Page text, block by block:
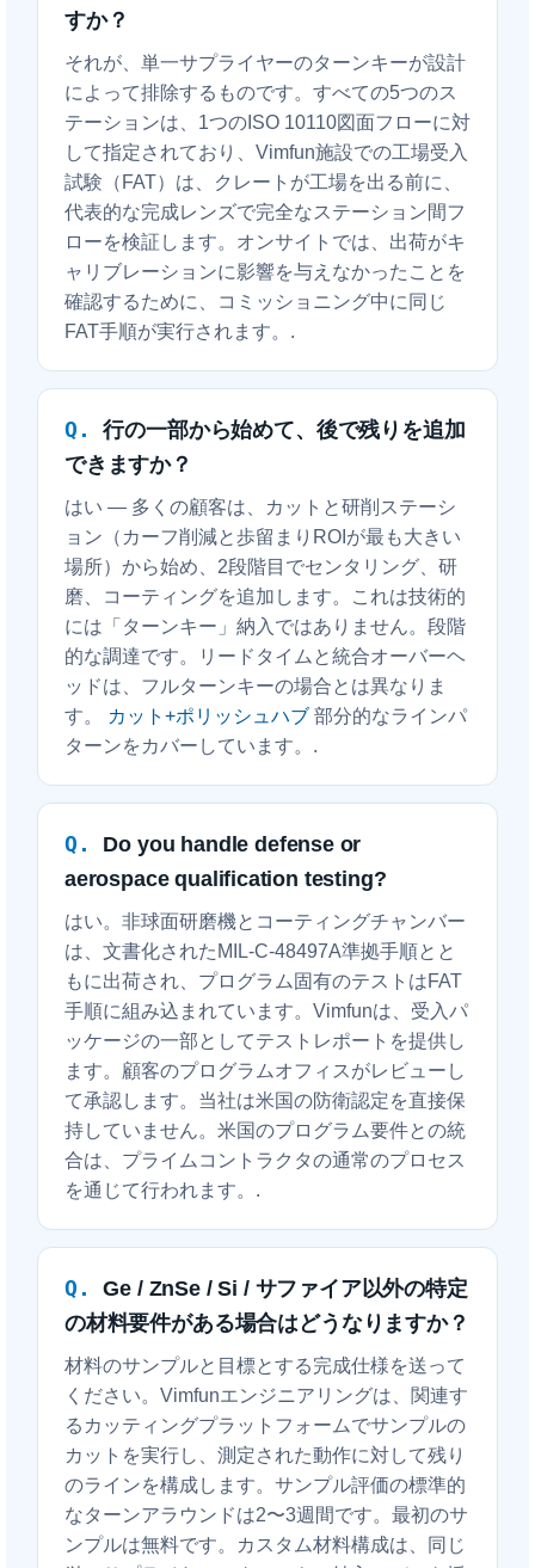
すか？
それが、単一サプライヤーのターンキーが設計
によって排除するものです。すべての5つのス
テーションは、1つのISO 10110図面フローに対
して指定されており、Vimfun施設での工場受入
試験（FAT）は、クレートが工場を出る前に、
代表的な完成レンズで完全なステーション間フ
ローを検証します。オンサイトでは、出荷がキ
ャリブレーションに影響を与えなかったことを
確認するために、コミッショニング中に同じ
FAT手順が実行されます。.
行の一部から始めて、後で残りを追加
できますか？
はい — 多くの顧客は、カットと研削ステーシ
ョン（カーフ削減と歩留まりROIが最も大きい
場所）から始め、2段階目でセンタリング、研
磨、コーティングを追加します。これは技術的
には「ターンキー」納入ではありません。段階
的な調達です。リードタイムと統合オーバーヘ
ッドは、フルターンキーの場合とは異なりま
す。
カット+ポリッシュハブ 部分的なラインパ
ターンをカバーしています。.
Do you handle defense or
aerospace qualification testing?
はい。非球面研磨機とコーティングチャンバー
は、文書化されたMIL-C-48497A準拠手順とと
もに出荷され、プログラム固有のテストはFAT
手順に組み込まれています。Vimfunは、受入パ
ッケージの一部としてテストレポートを提供し
ます。顧客のプログラムオフィスがレビューし
て承認します。当社は米国の防衛認定を直接保
持していません。米国のプログラム要件との統
合は、プライムコントラクタの通常のプロセス
を通じて行われます。.
Ge / ZnSe / Si / サファイア以外の特定
の材料要件がある場合はどうなりますか？
材料のサンプルと目標とする完成仕様を送って
ください。Vimfunエンジニアリングは、関連す
るカッティングプラットフォームでサンプルの
カットを実行し、測定された動作に対して残り
のラインを構成します。サンプル評価の標準的
なターンアラウンドは2〜3週間です。最初のサ
ンプルは無料です。カスタム材料構成は、同じ